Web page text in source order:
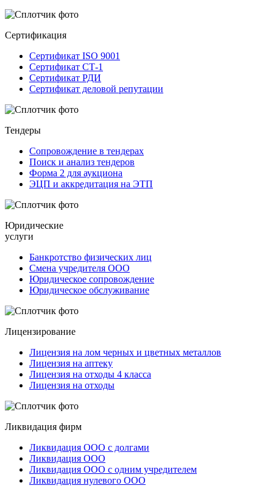
Сертификация
Сертификат ISO 9001
Сертификат СТ-1
Сертификат РДИ
Сертификат деловой репутации
Тендеры
Сопровождение в тендерах
Поиск и анализ тендеров
Форма 2 для аукциона
ЭЦП и аккредитация на ЭТП
Юридические
услуги
Банкротство физических лиц
Смена учредителя ООО
Юридическое сопровождение
Юридическое обслуживание
Лицензирование
Лицензия на лом черных и цветных металлов
Лицензия на аптеку
Лицензия на отходы 4 класса
Лицензия на отходы
Ликвидация фирм
Ликвидация ООО с долгами
Ликвидация ООО
Ликвидация ООО с одним учредителем
Ликвидация нулевого ООО